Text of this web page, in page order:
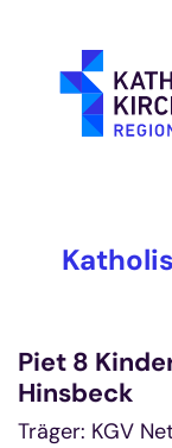
Piet 8
Hinsbeck
Träger: KGV